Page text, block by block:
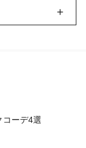
コーデ4選